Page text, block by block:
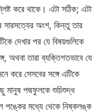
করে থাকে। এটা সঠিক; এটা
সারসত্যের অংশ, কিন্তু তার
দেখার পর যে বিষয়গুলিকে
অথবা তারা ব্যক্তিগতভাবে যে
করে সেসবের সঙ্গে এটিকে
মানুষ পদ্মফুলকে শুচিশুদ্ধ
পঙ্কের মধ্যে থেকে নিষ্কলঙ্ক